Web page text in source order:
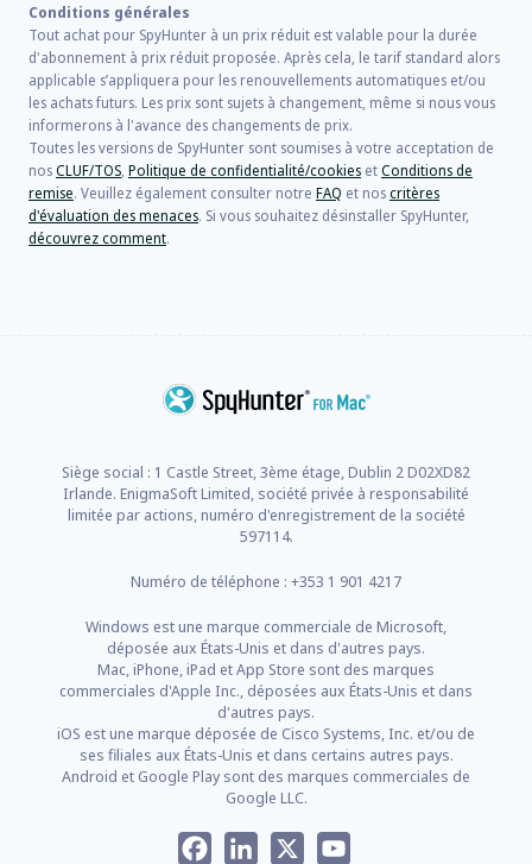
Conditions générales
Tout achat pour SpyHunter à un prix réduit est valable pour la durée
d'abonnement à prix réduit proposée. Après cela, le tarif standard alors
applicable s’appliquera pour les renouvellements automatiques et/ou
les achats futurs. Les prix sont sujets à changement, même si nous vous
informerons à l'avance des changements de prix.
Toutes les versions de SpyHunter sont soumises à votre acceptation de
nosCLUF/TOS, Politique de confidentialité/cookies etConditions de
remise. Veuillez également consulter notre FAQ et noscritères
d'évaluation des menaces. Si vous souhaitez désinstaller SpyHunter,
découvrez comment.
Siège social : 1 Castle Street, 3ème étage, Dublin 2 D02XD82
Irlande. EnigmaSoft Limited, société privée à responsabilité
limitée par actions, numéro d'enregistrement de la société
597114.
Numéro de téléphone : +353 1 901 4217
Windows est une marque commerciale de Microsoft,
déposée aux États-Unis et dans d'autres pays.
Mac, iPhone, iPad et App Store sont des marques
commerciales d'Apple Inc., déposées aux États-Unis et dans
d'autres pays.
iOS est une marque déposée de Cisco Systems, Inc. et/ou de
ses filiales aux États-Unis et dans certains autres pays.
Android et Google Play sont des marques commerciales de
Google LLC.
FacebookLinkedIn